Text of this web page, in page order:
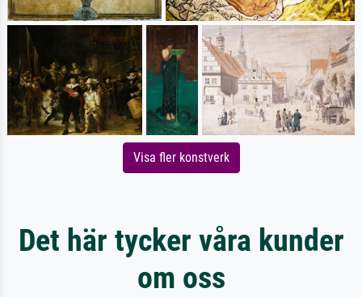
Visa fler konstverk
Det här tycker våra kunder
om oss